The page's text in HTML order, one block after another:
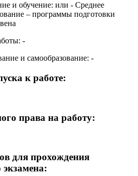
и обучение: или - Среднее
– программы подготовки
-
и самообразование: -
к работе:
права на работу:
для прохождения
экзамена: